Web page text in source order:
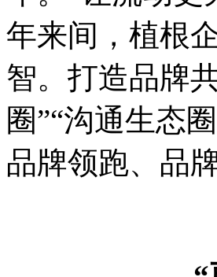
年来间，植根
智。打造品牌
圈”“沟通生态
品牌领跑、品